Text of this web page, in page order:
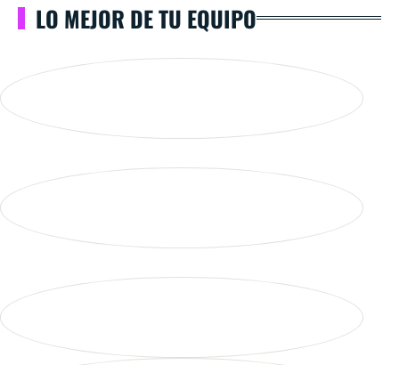
LO MEJOR DE TU EQUIPO